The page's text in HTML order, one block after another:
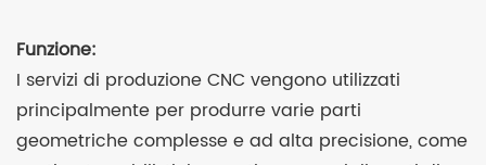
Funzione:
I servizi di produzione CNC vengono utilizzati
principalmente per produrre varie parti
geometriche complesse e ad alta precisione, come